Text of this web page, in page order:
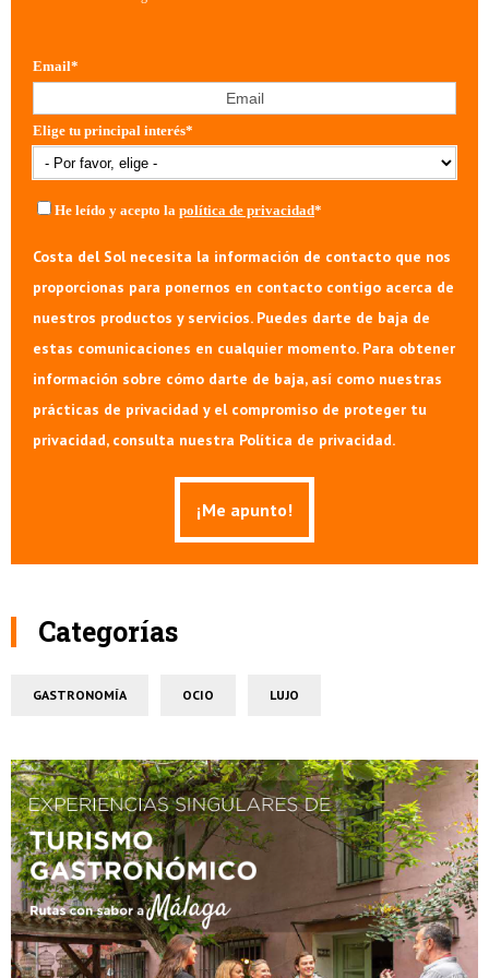
Email*
Elige tu principal interés*
He leído y acepto la política de privacidad*
Costa del Sol necesita la información de contacto que nos
proporcionas para ponernos en contacto contigo acerca de
nuestros productos y servicios. Puedes darte de baja de
estas comunicaciones en cualquier momento. Para obtener
información sobre cómo darte de baja, así como nuestras
prácticas de privacidad y el compromiso de proteger tu
privacidad, consulta nuestra Política de privacidad.
Categorías
GASTRONOMÍA OCIO LUJO